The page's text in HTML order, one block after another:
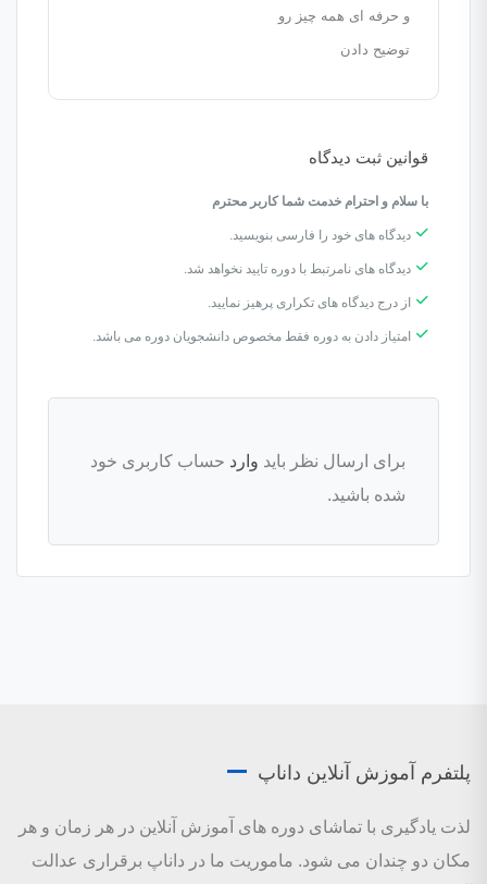
و حرفه ای همه چیز رو
توضیح دادن
قوانین ثبت دیدگاه
با سلام و احترام خدمت شما کاربر محترم
دیدگاه های خود را فارسی بنویسید.
دیدگاه های نامرتبط با دوره تایید نخواهد شد.
از درج دیدگاه های تکراری پرهیز نمایید.
امتیاز دادن به دوره فقط مخصوص دانشجویان دوره می باشد.
برای ارسال نظر باید وارد حساب کاربری خود
شده باشید.
پلتفرم آموزش آنلاین داناپ
لذت یادگیری با تماشای دوره های آموزش آنلاین در هر زمان و هر
مکان دو چندان می شود. ماموریت ما در داناپ برقراری عدالت